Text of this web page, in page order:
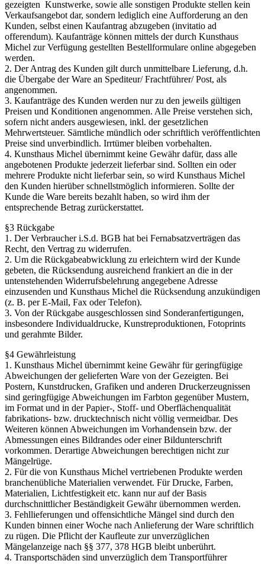
gezeigten Kunstwerke, sowie alle sonstigen Produkte stellen kein
Verkaufsangebot dar, sondern lediglich eine Aufforderung an den
Kunden, selbst einen Kaufantrag abzugeben (invitatio ad
offerendum). Kaufanträge können mittels der durch Kunsthaus
Michel zur Verfügung gestellten Bestellformulare online abgegeben
werden.
2. Der Antrag des Kunden gilt durch unmittelbare Lieferung, d.h.
die Übergabe der Ware an Spediteur/ Frachtführer/ Post, als
angenommen.
3. Kaufanträge des Kunden werden nur zu den jeweils gültigen
Preisen und Konditionen angenommen. Alle Preise verstehen sich,
sofern nicht anders ausgewiesen, inkl. der gesetzlichen
Mehrwertsteuer. Sämtliche mündlich oder schriftlich veröffentlichten
Preise sind unverbindlich. Irrtümer bleiben vorbehalten.
4. Kunsthaus Michel übernimmt keine Gewähr dafür, dass alle
angebotenen Produkte jederzeit lieferbar sind. Sollten ein oder
mehrere Produkte nicht lieferbar sein, so wird Kunsthaus Michel
den Kunden hierüber schnellstmöglich informieren. Sollte der
Kunde die Ware bereits bezahlt haben, so wird ihm der
entsprechende Betrag zurückerstattet.
§3 Rückgabe
1. Der Verbraucher i.S.d. BGB hat bei Fernabsatzverträgen das
Recht, den Vertrag zu widerrufen.
2. Um die Rückgabeabwicklung zu erleichtern wird der Kunde
gebeten, die Rücksendung ausreichend frankiert an die in der
untenstehenden Widerrufsbelehrung angegebene Adresse
einzusenden und Kunsthaus Michel die Rücksendung anzukündigen
(z. B. per E-Mail, Fax oder Telefon).
3. Von der Rückgabe ausgeschlossen sind Sonderanfertigungen,
insbesondere Individualdrucke, Kunstreproduktionen, Fotoprints
und gerahmte Bilder.
§4 Gewährleistung
1. Kunsthaus Michel übernimmt keine Gewähr für geringfügige
Abweichungen der gelieferten Ware von der Gezeigten. Bei
Postern, Kunstdrucken, Grafiken und anderen Druckerzeugnissen
sind geringfügige Abweichungen im Farbton gegenüber Mustern,
im Format und in der Papier-, Stoff- und Oberflächenqualität
fabrikations- bzw. drucktechnisch nicht völlig vermeidbar. Des
Weiteren können Abweichungen im Vorhandensein bzw. der
Abmessungen eines Bildrandes oder einer Bildunterschrift
vorkommen. Derartige Abweichungen berechtigen nicht zur
Mängelrüge.
2. Für die von Kunsthaus Michel vertriebenen Produkte werden
branchenübliche Materialien verwendet. Für Drucke, Farben,
Materialien, Lichtfestigkeit etc. kann nur auf der Basis
durchschnittlicher Beständigkeit Gewähr übernommen werden.
3. Fehllieferungen und offensichtliche Mängel sind durch den
Kunden binnen einer Woche nach Anlieferung der Ware schriftlich
zu rügen. Die Pflicht der Kaufleute zur unverzüglichen
Mängelanzeige nach §§ 377, 378 HGB bleibt unberührt.
4. Transportschäden sind unverzüglich dem Transportführer